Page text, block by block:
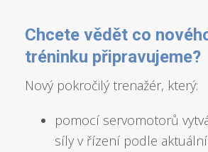
Chcete vědět co no
tréninku připravujeme?
Nový pokročilý trenažér, který:
pomocí servomotorů
síly v řízení podle